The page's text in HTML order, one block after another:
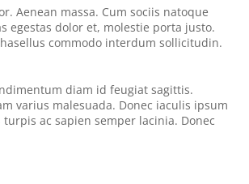
Aenean massa. Cum sociis natoque
egestas dolor et, molestie porta justo.
commodo interdum sollicitudin.
diam id feugiat sagittis.
varius malesuada. Donec iaculis ipsum
ac sapien semper lacinia. Donec